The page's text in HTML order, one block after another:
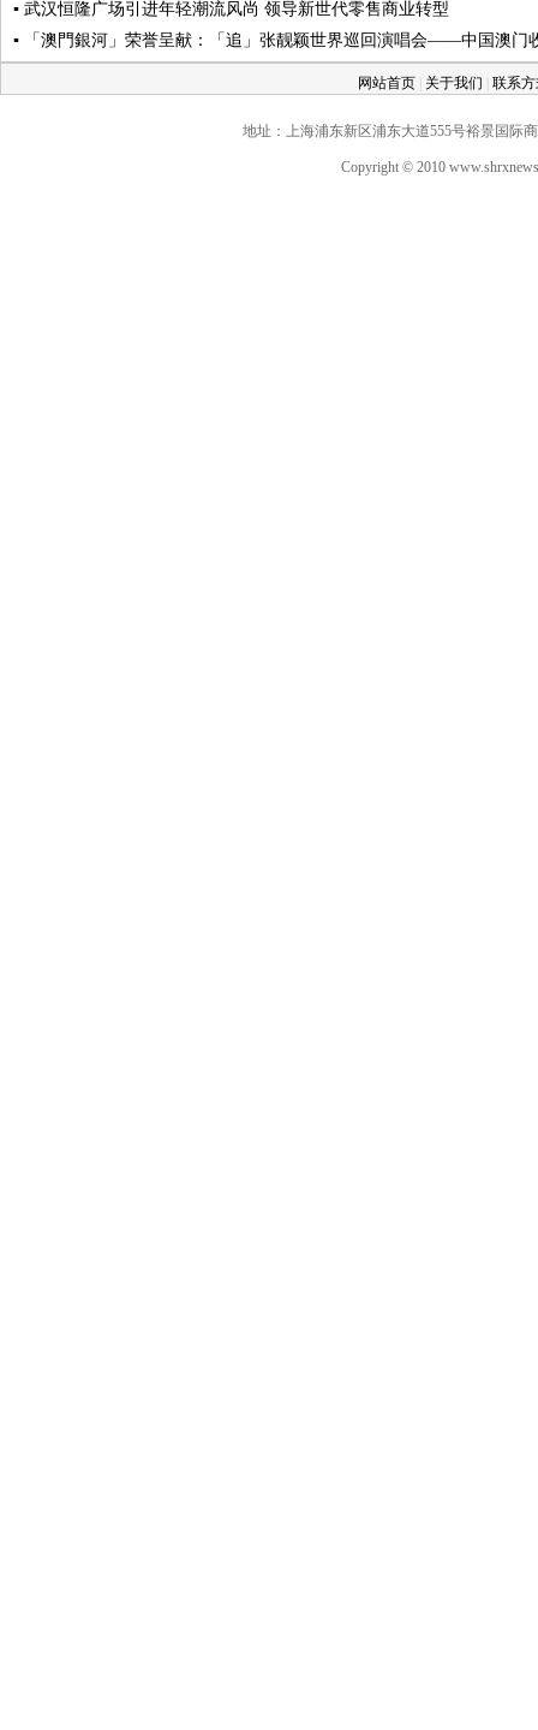
▪ 武汉恒隆广场引进年轻潮流风尚 领导新世代零售商业转型
▪ 「澳門銀河」荣誉呈献：「追」张靓颖世界巡回演唱会——中国澳门
网站首页 关于我们 联系
地址：上海浦东新区浦东大道555号裕景国际
Copyright © 2010